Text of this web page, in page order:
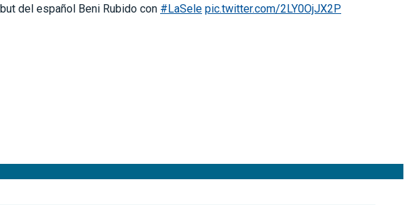
del español Beni Rubido con #LaSele pic.twitter.com/2LY0OjJX2P